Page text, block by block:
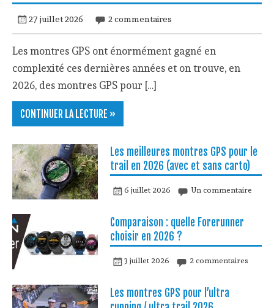
27 juillet 2026 2 commentaires
Les montres GPS ont énormément gagné en
complexité ces dernières années et on trouve, en
2026, des montres GPS pour […]
CONTINUER LA LECTURE »
Les meilleures montres GPS pour le
trail en 2026 (avec et sans carto)
6 juillet 2026 Un commentaire
Comparaison : quelle Forerunner
choisir en 2026 ?
3 juillet 2026 2 commentaires
Les montres GPS pour l’ultra